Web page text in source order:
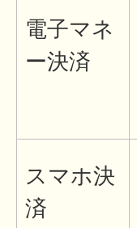
電子マネ
ー決済
スマホ決
済